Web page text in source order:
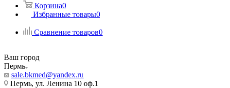
Корзина0
Избранные товары0
Сравнение товаров0
Ваш город
Пермь
sale.bkmed@yandex.ru
Пермь, ул. Ленина 10 оф.1